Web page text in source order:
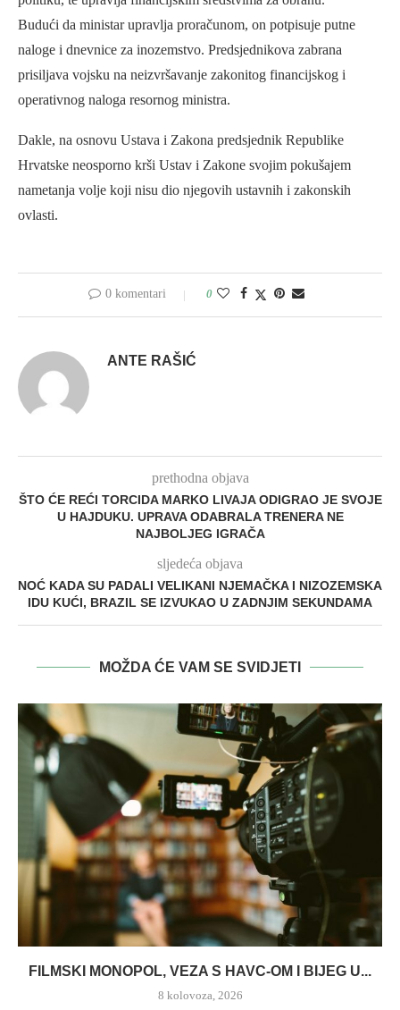
Budući da ministar upravlja proračunom, on potpisuje putne
naloge i dnevnice za inozemstvo. Predsjednikova zabrana
prisiljava vojsku na neizvršavanje zakonitog financijskog i
operativnog naloga resornog ministra.
Dakle, na osnovu Ustava i Zakona predsjednik Republike
Hrvatske neosporno krši Ustav i Zakone svojim pokušajem
nametanja volje koji nisu dio njegovih ustavnih i zakonskih
ovlasti.
0 komentari 0
ANTE RAŠIĆ
prethodna objava
ŠTO ĆE REĆI TORCIDA MARKO LIVAJA ODIGRAO JE SVOJE
U HAJDUKU. UPRAVA ODABRALA TRENERA NE
NAJBOLJEG IGRAČA
sljedeća objava
NOĆ KADA SU PADALI VELIKANI NJEMAČKA I NIZOZEMSKA
IDU KUĆI, BRAZIL SE IZVUKAO U ZADNJIM SEKUNDAMA
MOŽDA ĆE VAM SE SVIDJETI
FILMSKI MONOPOL, VEZA S HAVC-OM I BIJEG U...
8 kolovoza, 2026